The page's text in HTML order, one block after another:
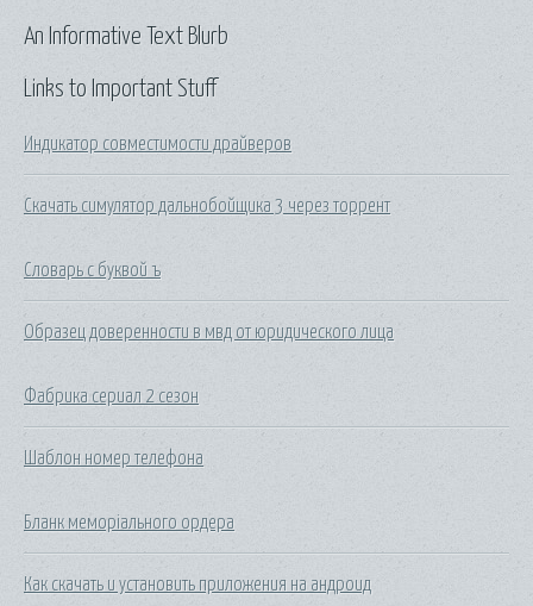
Links to Important Stuff
Индикатор совместимости драйверов
Скачать симулятор дальнобойщика 3 через торрент
Словарь с буквой ъ
Образец доверенности в мвд от юридического лица
Фабрика сериал 2 сезон
Шаблон номер телефона
Бланк меморіального ордера
Как скачать и установить приложения на андроид
An Informative Text Blurb